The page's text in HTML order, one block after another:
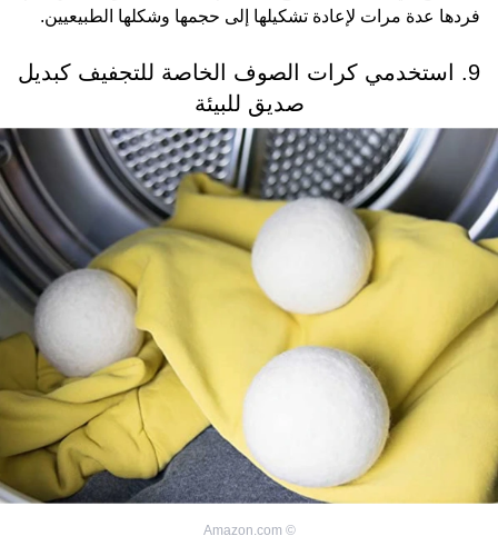
فردها عدة مرات لإعادة تشكيلها إلى حجمها وشكلها الطبيعيين.
9. استخدمي كرات الصوف الخاصة للتجفيف كبديل
صديق للبيئة
©
Amazon.com